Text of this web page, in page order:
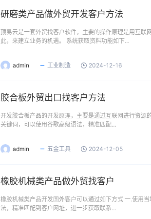
研磨类产品做外贸开发客户方法
顶易云是一套外贸找客户软件，主要的操作原理是用互联
此，来建立业务的机遇。 系统获取资料功能如下…
admin 工业制造 2024-12-16
胶合板外贸出口找客户方法
开发胶合板产品的开发原理，主要是通过互联网进行资
关键词，可以使用谷歌高级语法，精准匹配…
admin 五金工具 2024-12-05
橡胶机械类产品做外贸找客户
橡胶机械类产品开发国外客户可以通过如下方式 一.使用
法，精准匹配到客户网址，进一步获取联系…